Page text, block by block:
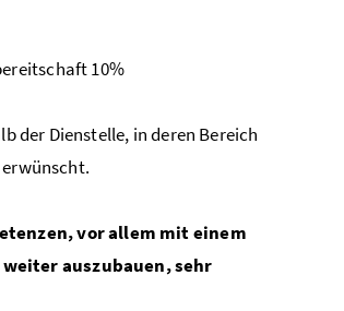
10%
der Dienstelle, in deren Bereich
vor allem mit einem
auszubauen, sehr